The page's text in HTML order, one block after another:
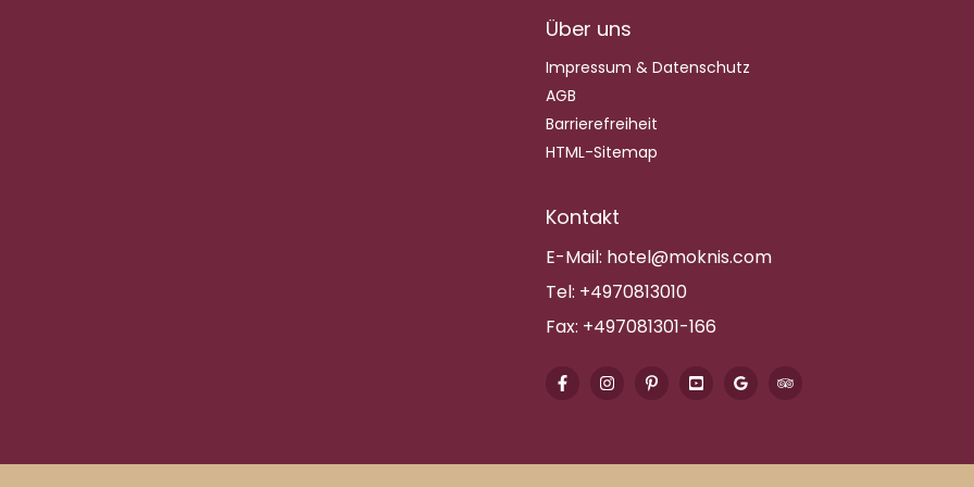
Über uns
Impressum & Datenschutz
AGB
Barrierefreiheit
HTML-Sitemap
Kontakt
E-Mail: hotel@moknis.com
Tel: +4970813010
Fax: +497081301-166